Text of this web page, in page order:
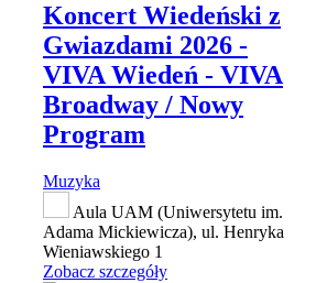
Koncert Wiedeński z
Gwiazdami 2026 -
VIVA Wiedeń - VIVA
Broadway / Nowy
Program
Muzyka
Aula UAM (Uniwersytetu im.
Adama Mickiewicza), ul. Henryka
Wieniawskiego 1
Zobacz szczegóły